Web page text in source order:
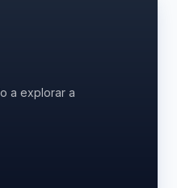
a explorar a